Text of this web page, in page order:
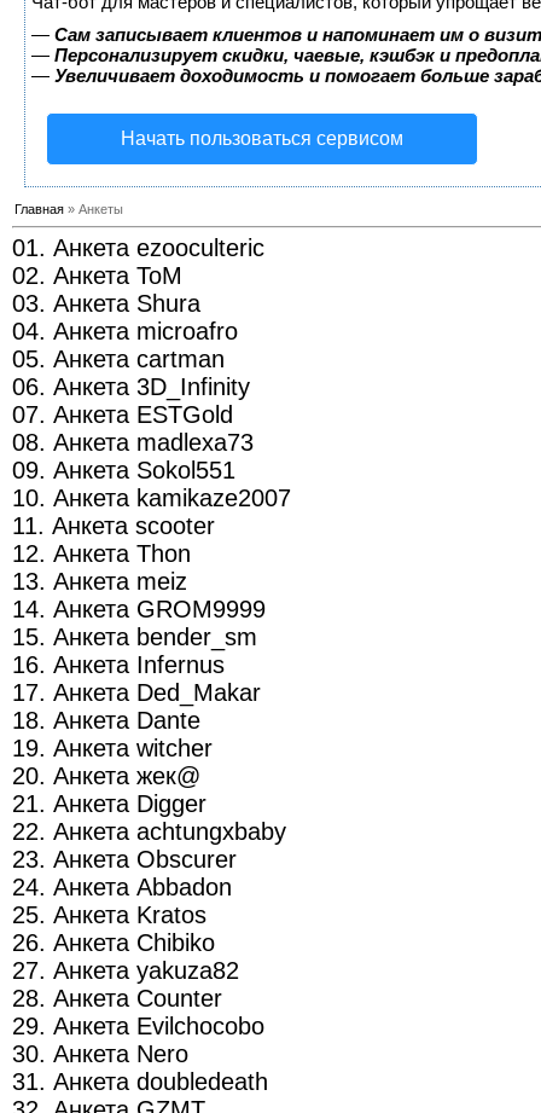
— Сам записывает клиентов и напоминает им о
— Персонализирует скидки, чаевые, кэшбэк и
— Увеличивает доходимость и помогает больше
Начать пользоваться сервисом
Главная » Анкеты
01. Анкета ezooculteric
02. Анкета ToM
03. Анкета Shura
04. Анкета microafro
05. Анкета cartman
06. Анкета 3D_Infinity
07. Анкета ESTGold
08. Анкета madlexa73
09. Анкета Sokol551
10. Анкета kamikaze2007
11. Анкета scooter
12. Анкета Thon
13. Анкета meiz
14. Анкета GROM9999
15. Анкета bender_sm
16. Анкета Infernus
17. Анкета Ded_Makar
18. Анкета Dante
19. Анкета witcher
20. Анкета жек@
21. Анкета Digger
22. Анкета achtungxbaby
23. Анкета Obscurer
24. Анкета Abbadon
25. Анкета Kratos
26. Анкета Chibiko
27. Анкета yakuza82
28. Анкета Counter
29. Анкета Evilchocobo
30. Анкета Nero
31. Анкета doubledeath